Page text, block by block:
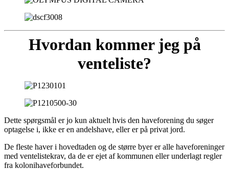
Hvordan kommer jeg på
venteliste?
Dette spørgsmål er jo kun aktuelt hvis den haveforening du søger
optagelse i, ikke er en andelshave, eller er på privat jord.
De fleste haver i hovedtaden og de større byer er alle haveforeninger
med ventelistekrav, da de er ejet af kommunen eller underlagt regler
fra kolonihaveforbundet.